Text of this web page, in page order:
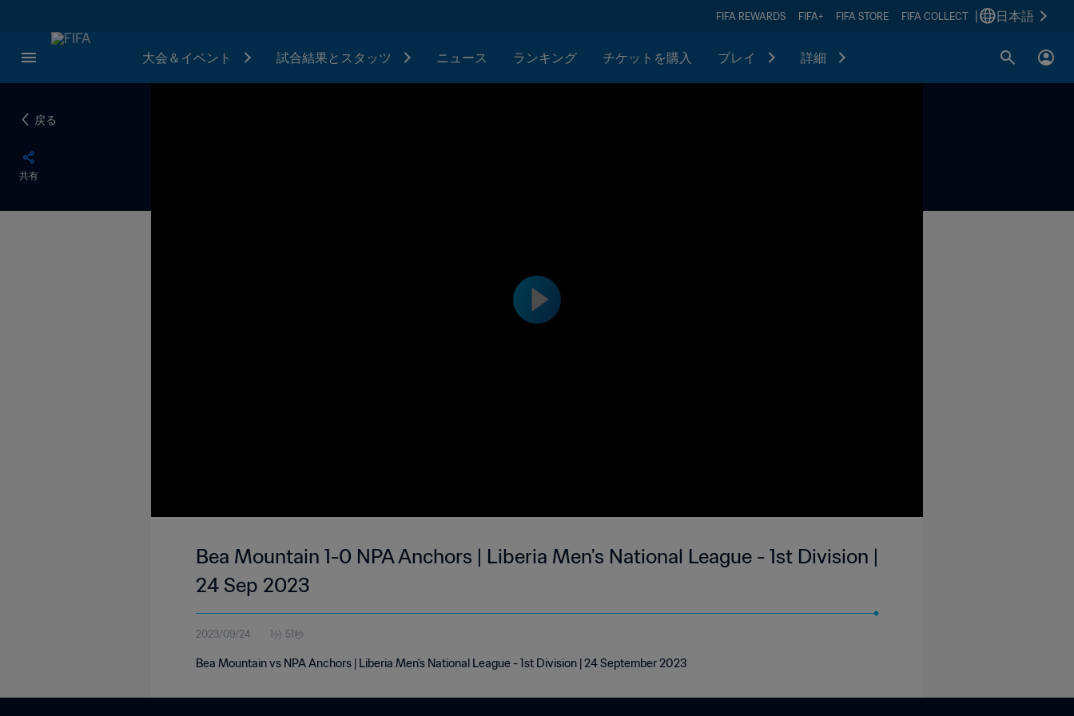
FIFA REWARDS FIFA+ FIFA STORE FIFA COLLECT 日本語
大会＆イベント 試合結果とスタッツ ニュース ランキング チケットを購入 プレイ 詳細
戻る
共有
Bea Mountain 1-0 NPA Anchors | Liberia Men's National League - 1st Division |
24 Sep 2023
2023/09/24 1分 51秒
Bea Mountain vs NPA Anchors | Liberia Men's National League - 1st Division | 24 September 2023